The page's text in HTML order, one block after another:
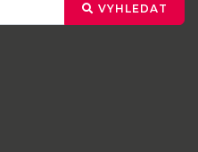
VYHLEDAT